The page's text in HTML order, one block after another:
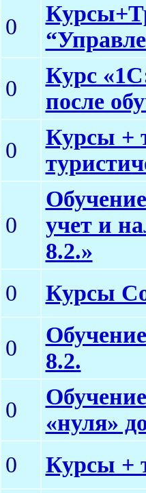
0
0
Курс
после
0
Курсы +
0
учет и
8.2.»
0 Курсы
0
8.2.
0
«нуля»
0 Курсы +